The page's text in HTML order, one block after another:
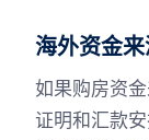
海外资金
如果购房资
证明和汇款